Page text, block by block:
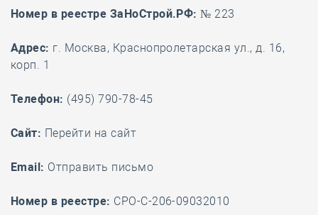
Номер в реестре ЗаНоСтрой.РФ: № 223
Адрес: г. Москва, Краснопролетарская ул., д. 16,
корп. 1
Телефон: (495) 790-78-45
Cайт: Перейти на сайт
Email: Отправить письмо
Номер в реестре: СРО-С-206-09032010